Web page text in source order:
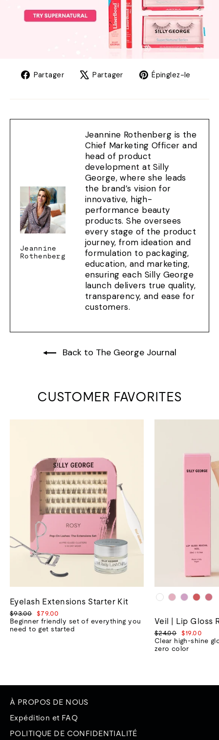
Partager
PartagerPartager
TweetÉpinglez-le
Jeannine
Rothenberg
Jeannine Rothenberg is the
Chief Marketing Officer and
head of product
development at Silly
George, where she leads
the brand’s vision for
innovative, high-
performance beauty
products. She oversees
every stage of the product
journey, from ideation and
formulation to packaging,
education, and marketing,
ensuring each Silly George
launch delivers true quality,
transparency, and ease for
customers.
Back to The George Journal
CUSTOMER FAVORITES
Eyelash Extensions Starter Kit
Prix
normal
$93.00
Prix
de
vente
$79.00
Beginner friendly set of everything you
need to get started
Veil | Lip Gloss
Prix
normal
$24.00
Prix
de
vente
$19.00
Clear high-shine
zero color
À PROPOS DE NOUS
Expédition et FAQ
POLITIQUE DE CONFIDENTIALITÉ